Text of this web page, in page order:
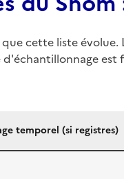
cette liste
est
temporel (si registres)